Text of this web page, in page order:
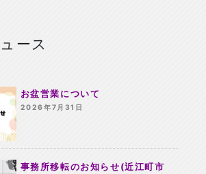
ース
お盆営業について
2026年7月31日
事務所移転のお知らせ(近江町市